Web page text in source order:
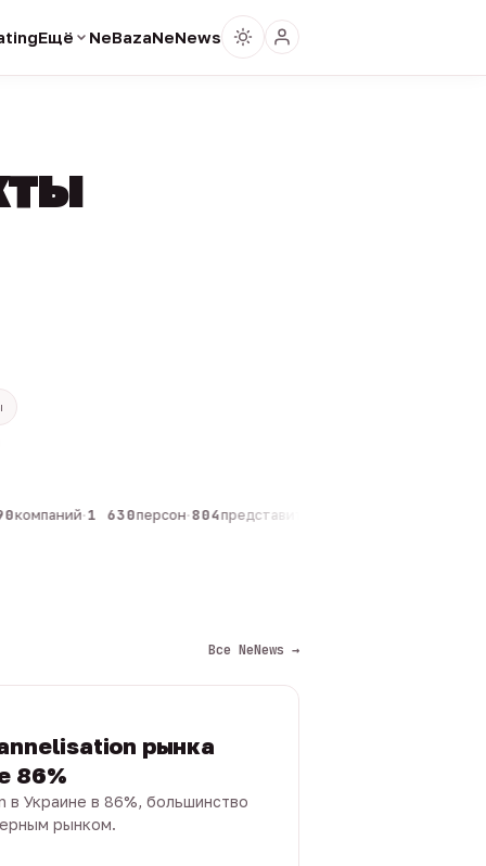
Ещё NeBazaNeNews
компаний·1 630персон·804представителей
Все NeNews →
рынка
86%
в Украине в 86%, большинство
рынком.